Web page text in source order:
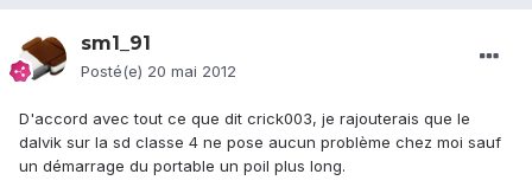
sm1_91
Posté(e) 20 mai 2012
D'accord avec tout ce que dit crick003, je rajouterais que le
dalvik sur la sd classe 4 ne pose aucun problème chez moi sauf
un démarrage du portable un poil plus long.